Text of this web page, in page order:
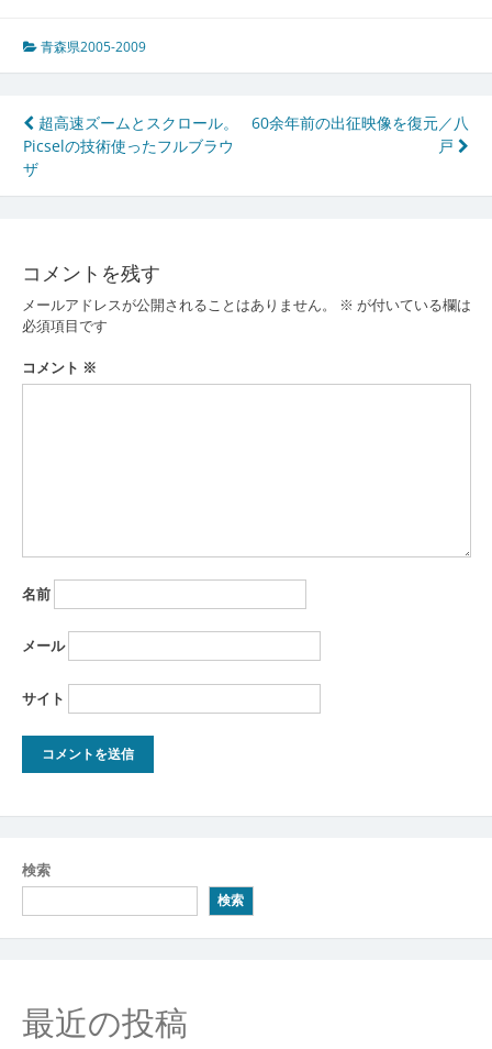
青森県2005-2009
投
稿
ナ
ゲ
ー
シ
ョ
超高速ズームとスクロール。
Picselの技術使ったフルブラウ
ザ
60余年前の出征映像を復元／八
戸
コメントを残す
メールアドレスが公開されることはありません。 ※ が付いている欄は
必須項目です
コメント ※
名前
メール
サイト
検索
検索
最近の投稿